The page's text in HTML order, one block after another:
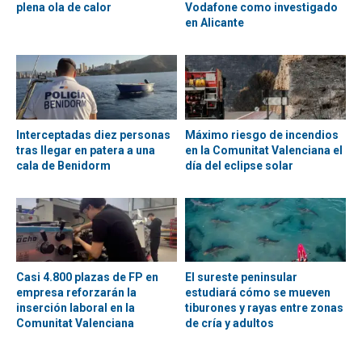
plena ola de calor
Vodafone como investigado
en Alicante
Interceptadas diez personas
tras llegar en patera a una
cala de Benidorm
Máximo riesgo de incendios
en la Comunitat Valenciana el
día del eclipse solar
Casi 4.800 plazas de FP en
empresa reforzarán la
inserción laboral en la
Comunitat Valenciana
El sureste peninsular
estudiará cómo se mueven
tiburones y rayas entre zonas
de cría y adultos